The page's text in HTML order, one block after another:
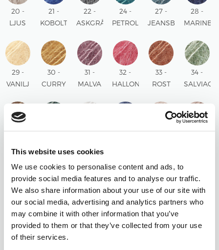
This website uses cookies
We use cookies to personalise content and ads, to
provide social media features and to analyse our traffic.
We also share information about your use of our site with
our social media, advertising and analytics partners who
may combine it with other information that you’ve
provided to them or that they’ve collected from your use
of their services.
20 -
LJUS
UNI
21 -
KOBOLTBLÅ
22 -
ASKGRÅ
24 -
PETROL
27 -
JEANSBLÅ
28 -
29 -
VANILJ
30 -
CURRY
31 -
MALVA
32 -
HALLON
33 -
ROST
34 -
35 -
UNI
37 -
UNI
38 -
UNI
39 -
UNI
40 -
41 -
42 -
MANDEL
UNI
44 -
MÅNSKEN
UNI
45 -
SOFT
MINT
UNI
46 -
KÖRSBÄR
SORBET
UNI
47 -
PISTAGEGLASS
UNI
48 -